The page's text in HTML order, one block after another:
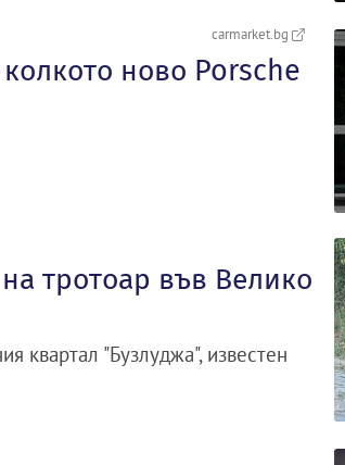
carmarket.bg
ново Porsche
тротоар във Велико
квартал "Бузлуджа", известен